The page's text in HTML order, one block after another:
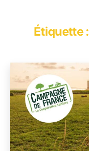
Étiquette :